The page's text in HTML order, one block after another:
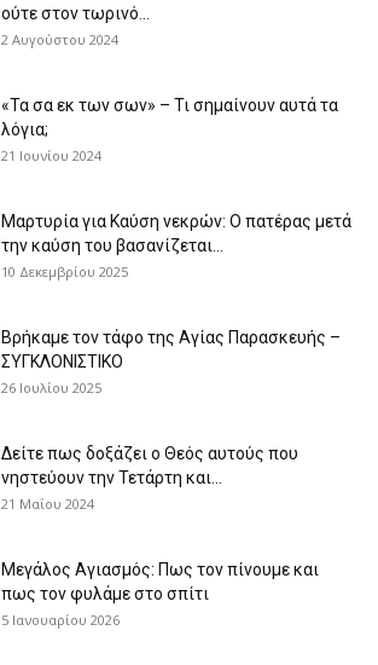
ούτε στον τωρινό...
2 Αυγούστου 2024
«Τα σα εκ των σων» – Τι σημαίνουν αυτά τα
λόγια;
21 Ιουνίου 2024
Μαρτυρία για Καύση νεκρών: Ο πατέρας μετά
την καύση του βασανίζεται...
10 Δεκεμβρίου 2025
Βρήκαμε τον τάφο της Αγίας Παρασκευής –
ΣΥΓΚΛΟΝΙΣΤΙΚΟ
26 Ιουλίου 2025
Δείτε πως δοξάζει ο Θεός αυτούς που
νηστεύουν την Τετάρτη και...
21 Μαΐου 2024
Μεγάλος Αγιασμός: Πως τον πίνουμε και
πως τον φυλάμε στο σπίτι
5 Ιανουαρίου 2026